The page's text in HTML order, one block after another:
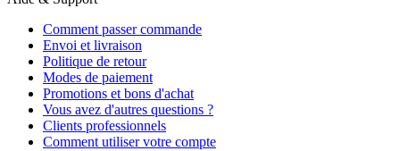
Comment passer commande
Envoi et livraison
Politique de retour
Modes de paiement
Promotions et bons d'achat
Vous avez d'autres questions ?
Clients professionnels
Comment utiliser votre compte